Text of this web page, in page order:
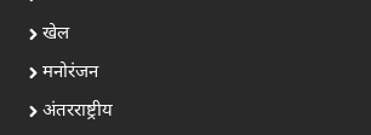
खेल
मनोरंजन
अंतरराष्ट्रीय